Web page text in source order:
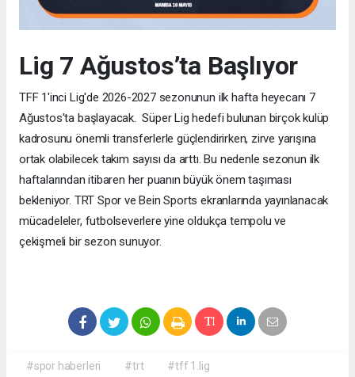
Lig 7 Ağustos’ta Başlıyor
TFF 1'inci Lig'de 2026-2027 sezonunun ilk hafta heyecanı 7
Ağustos'ta başlayacak. Süper Lig hedefi bulunan birçok kulüp
kadrosunu önemli transferlerle güçlendirirken, zirve yarışına
ortak olabilecek takım sayısı da arttı. Bu nedenle sezonun ilk
haftalarından itibaren her puanın büyük önem taşıması
bekleniyor. TRT Spor ve Bein Sports ekranlarında yayınlanacak
mücadeleler, futbolseverlere yine oldukça tempolu ve
çekişmeli bir sezon sunuyor.
#spor haberleri #trt #tff 1.lig